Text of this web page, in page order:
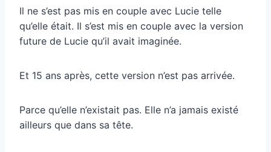
Il ne s’est pas mis en couple avec Lucie telle
qu’elle était. Il s’est mis en couple avec la version
future de Lucie qu’il avait imaginée.
Et 15 ans après, cette version n’est pas arrivée.
Parce qu’elle n’existait pas. Elle n’a jamais existé
ailleurs que dans sa tête.